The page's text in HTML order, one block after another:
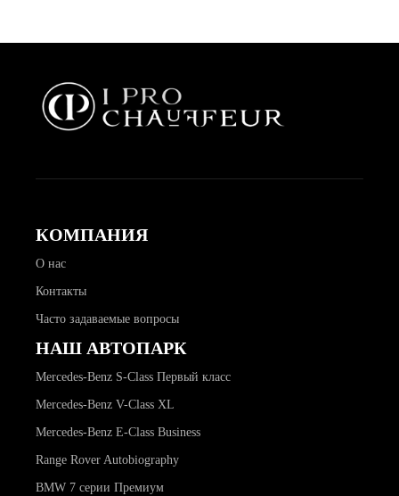
КОМПАНИЯ
О нас
Контакты
Часто задаваемые вопросы
НАШ АВТОПАРК
Mercedes-Benz S-Class Первый класс
Mercedes-Benz V-Class XL
Mercedes-Benz E-Class Business
Range Rover Autobiography
BMW 7 серии Премиум